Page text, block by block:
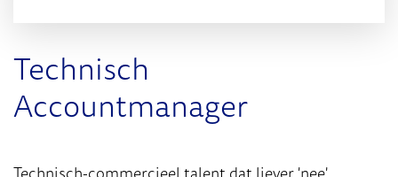
Technisch
Accountmanager